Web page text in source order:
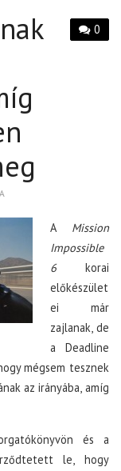
0
A Mission
Impossible
6korai
előkészület
ei már
zajlanak, de
a Deadline
mégsem tesznek
az irányába, amíg
és a
le, hogy